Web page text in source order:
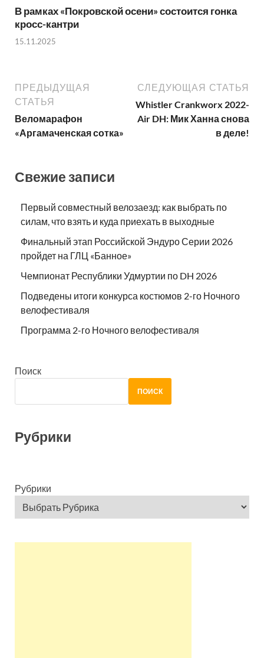
В рамках «Покровской осени» состоится гонка
кросс-кантри
15.11.2025
ПРЕДЫДУЩАЯ
СТАТЬЯ
Веломарафон
«Аргамаченская сотка»
СЛЕДУЮЩАЯ СТАТЬЯ
Whistler Crankworx 2022-
Air DH: Мик Ханна снова
в деле!
Свежие записи
Первый совместный велозаезд: как выбрать по
силам, что взять и куда приехать в выходные
Финальный этап Российской Эндуро Серии 2026
пройдет на ГЛЦ «Банное»
Чемпионат Республики Удмуртии по DH 2026
Подведены итоги конкурса костюмов 2-го Ночного
велофестиваля
Программа 2-го Ночного велофестиваля
Поиск
ПОИСК
Рубрики
Рубрики